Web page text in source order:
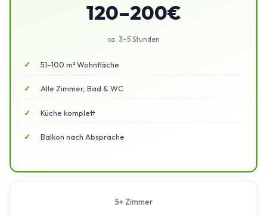
120–200€
ca. 3–5 Stunden
51–100 m² Wohnfläche
Alle Zimmer, Bad & WC
Küche komplett
Balkon nach Absprache
5+ Zimmer